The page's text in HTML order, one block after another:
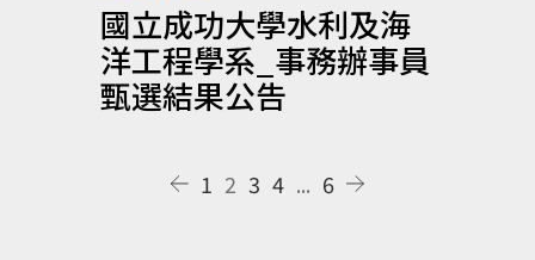
國立成功大學水利及海
洋工程學系_事務辦事員
甄選結果公告
1 2 3 4 ... 6